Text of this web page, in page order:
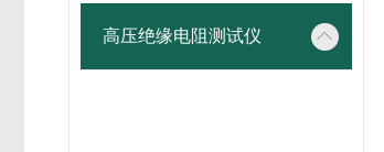
高压绝缘电阻测试仪